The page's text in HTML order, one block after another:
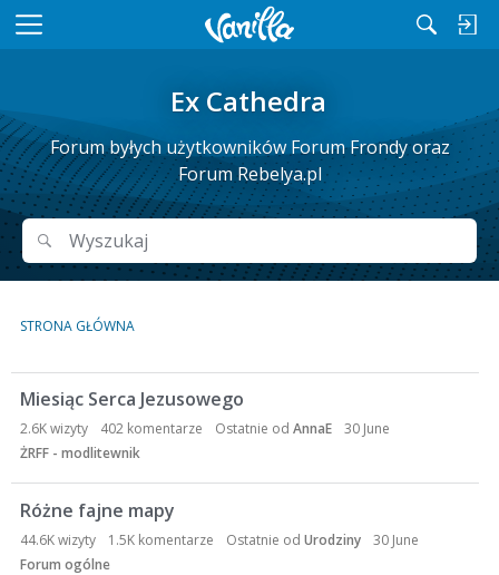
M
Ex Cathedra
Forum byłych użytkowników Forum Frondy oraz
Forum Rebelya.pl
Wyszukaj
Wyszukaj
STRONA GŁÓWNA
i
s
t
a
d
y
s
Miesiąc Serca Jezusowego
2.6Kwizyty 402 komentarze Ostatnie od AnnaE
30 June
ŻRFF - modlitewnik
Różne fajne mapy
44.6Kwizyty 1.5K komentarze Ostatnie od Urodziny
30 June
Forum ogólne